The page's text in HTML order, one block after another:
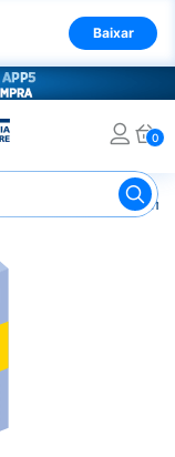
Baixar
0